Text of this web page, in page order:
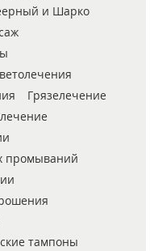
и Шарко
Грязелечение
промываний
тампоны